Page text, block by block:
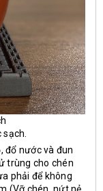
đổ nước và đun
trùng cho chén
phải để không